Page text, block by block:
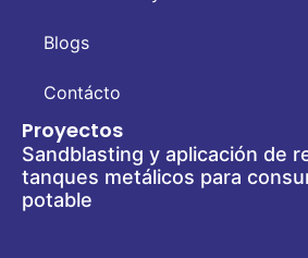
Blogs
Contácto
Proyectos
Sandblasting y aplicación de
tanques metálicos para
potable